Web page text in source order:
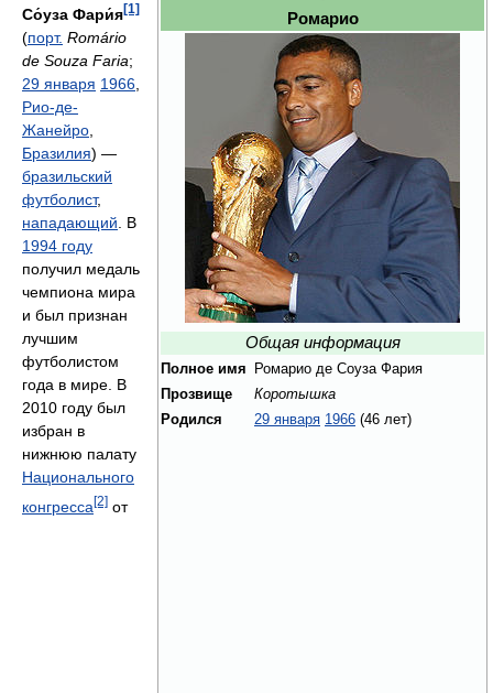
Ромарио
Общая информация
Полное имя
Ромарио де Соуза Фария
Прозвище
Коротышка
Родился
29 января 1966 (46 лет)
Со́уза Фари́я[1]
(порт. Romário
de Souza Faria;
29 января 1966
Рио-де-
Жанейро
Бразилия) —
бразильский
футболист,
нападающий . В
1994 году
получил медаль
чемпиона мира
и был признан
лучшим
футболистом
года в мире. В
2010 году был
избран в
нижнюю палату
Национального
конгресса[2] от